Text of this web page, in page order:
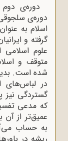
دوره‌ی
دوره‌ی
اسلام به
گرفته و
علوم اسلامی
متوقف و
شده است.
در لباس‌های
گستردگی نیز
که مدعی
عمیق‌تر از
به حساب